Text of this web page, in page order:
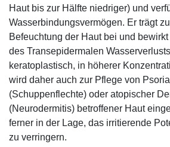
Haut bis zur Hälfte niedriger) und
Wasserbindungsvermögen. Er trägt
Befeuchtung der Haut bei und
des Transepidermalen
keratoplastisch, in höherer
wird daher auch zur Pflege von
(Schuppenflechte) oder atopischer
(Neurodermitis) betroffener Haut
ferner in der Lage, das irritierende
zu verringern.